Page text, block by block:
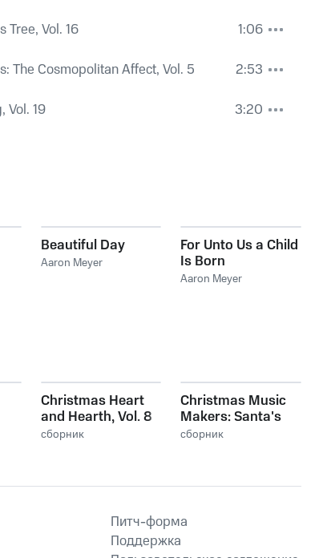
Tree, Vol. 16
1:06
The Cosmopolitan Affect, Vol. 5
2:53
Vol. 19 3:20
Beautiful Day
Aaron Meyer
For Unto Us a Child
Is Born
Aaron Meyer
Christmas Heart
and Hearth, Vol. 8
сборник
Christmas Music
Makers: Santa's
Holiday Mix, Vol. 3
сборник
Питч-форма
Поддержка